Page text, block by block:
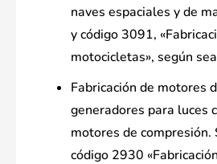
naves espaciales y de
y código 3091,
motocicletas», según
Fabricación de motores
generadores para luces
motores de compresión.
código 2930